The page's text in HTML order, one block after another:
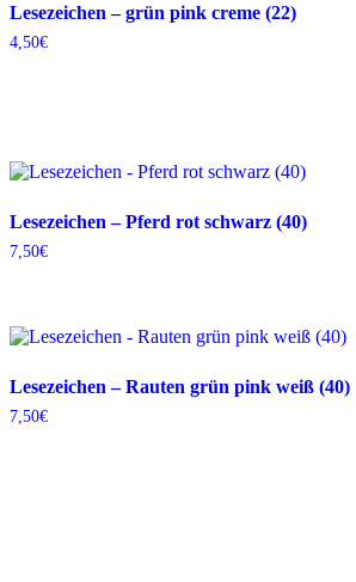
Lesezeichen – grün pink creme (22)
4,50€
Lesezeichen – Pferd rot schwarz (40)
7,50€
Lesezeichen – Rauten grün pink weiß (40)
7,50€